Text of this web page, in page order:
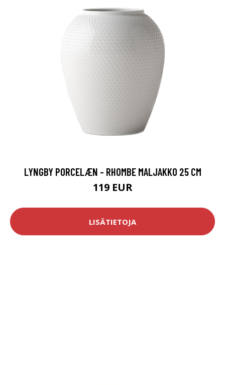
LYNGBY PORCELÆN - RHOMBE MALJAKKO 25 CM
119 EUR
LISÄTIETOJA